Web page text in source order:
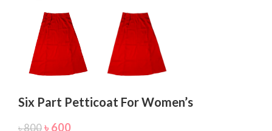
Six Part Petticoat For Women’s
৳800 ৳ 600